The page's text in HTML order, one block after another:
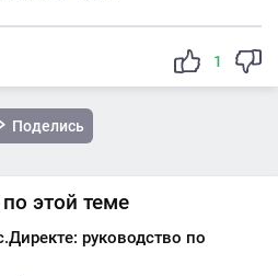
1
Поделись
этой теме
руководство по